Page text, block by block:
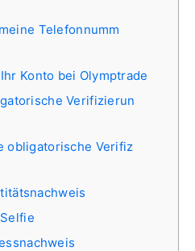
Telefonnumm
Konto bei Olymptrade
Verifizierun
obligatorische Verifiz